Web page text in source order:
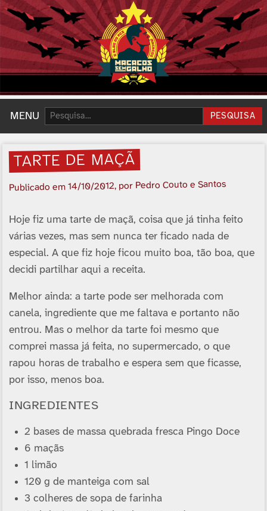
MENU Pesquisar: PESQUISA
TARTE DE MAÇÃ
Publicado em14/10/2012, por Pedro Couto e Santos
Hoje fiz uma tarte de maçã, coisa que já tinha feito
várias vezes, mas sem nunca ter ficado nada de
especial. A que fiz hoje ficou muito boa, tão boa, que
decidi partilhar aqui a receita.
Melhor ainda: a tarte pode ser melhorada com
canela, ingrediente que me faltava e portanto não
entrou. Mas o melhor da tarte foi mesmo que
comprei massa já feita, no supermercado, o que
rapou horas de trabalho e espera sem que ficasse,
por isso, menos boa.
INGREDIENTES
2 bases de massa quebrada fresca Pingo Doce
6 maçãs
1 limão
120 g de manteiga com sal
3 colheres de sopa de farinha